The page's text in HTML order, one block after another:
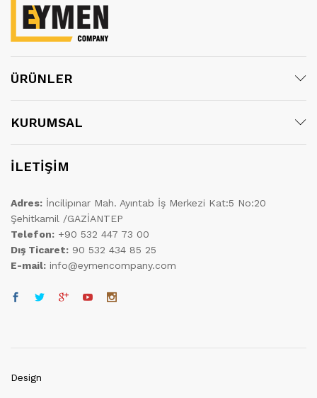
ÜRÜNLER
KURUMSAL
İLETİŞİM
Adres: İncilipınar Mah. Ayıntab İş Merkezi Kat:5 No:20
Şehitkamil /GAZİANTEP
Telefon: +90 532 447 73 00
Dış Ticaret: 90 532 434 85 25
E-mail: info@eymencompany.com
Design